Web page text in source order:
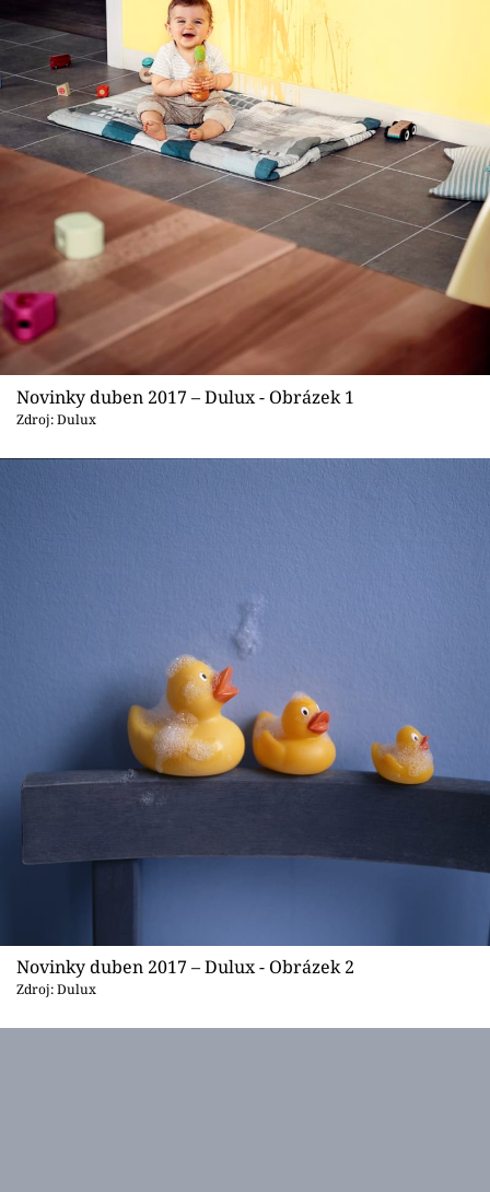
Přihlášení
Sledujte nás
Novinky duben 2017 – Dulux - Obrázek 1
Zdroj: Dulux
Novinky duben 2017 – Dulux - Obrázek 2
Zdroj: Dulux